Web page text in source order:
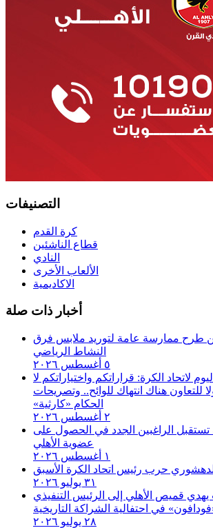
التصنيفات
كرة القدم
قطاع الناشئين
النادي
الألعاب الأخرى
الاكاديمية
أخبار ذات صلة
طرح ممارسة عامة لتوريد ملابس فرق
النشاط الرياضي
٥ أغسطس ٢٠٢٦
لاتحاد الكرة:‏ قراراتكم واختياراتكم لا
للتعاون هناك انتهاك للوائح.. وتصريحات
الحكام «كارثية»‏
٢ أغسطس ٢٠٢٦
تستقبل الراغبين الجدد في الحصول على
عضوية الأهلي
١ أغسطس ٢٠٢٦
الدهشوري حرب رئيس اتحاد الكرة الأسبق
٣١ يوليو ٢٠٢٦
يهدي قميص الأهلي إلى الرئيس التنفيذي
في احتفالية الشراكة التاريخية
٢٨ يوليو ٢٠٢٦